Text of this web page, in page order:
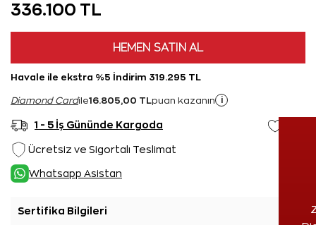
336.100 TL
HEMEN SATIN AL
Havale ile ekstra %5 İndirim 319.295 TL
Diamond Cardile16.805,00 TL puan kazanın i
1 - 5 İş Gününde Kargoda
Ücretsiz ve Sigortalı Teslimat
Whatsapp Asistan
Sertifika Bilgileri